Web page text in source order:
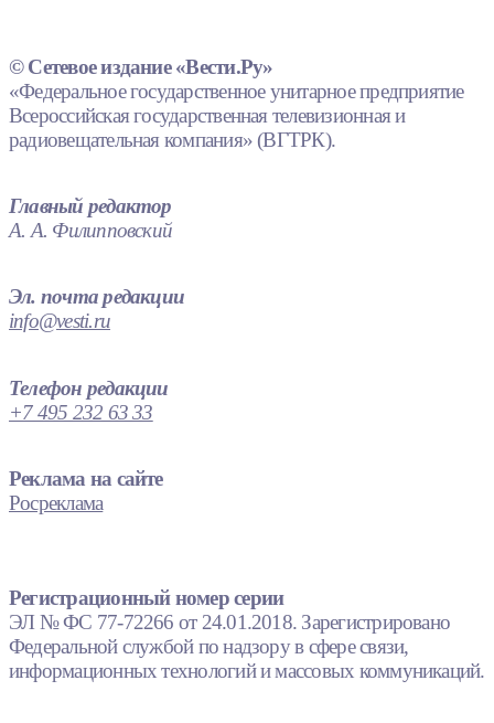
© Сетевое издание «Вести.Ру»
«Федеральное государственное унитарное предприятие
Всероссийская государственная телевизионная и
радиовещательная компания» (ВГТРК).
Главный редактор
А. А. Филипповский
Эл. почта редакции
info@vesti.ru
Телефон редакции
+7 495 232 63 33
Реклама на сайте
Росреклама
Регистрационный номер серии
ЭЛ № ФС 77-72266 от 24.01.2018. Зарегистрировано
Федеральной службой по надзору в сфере связи,
информационных технологий и массовых коммуникаций.